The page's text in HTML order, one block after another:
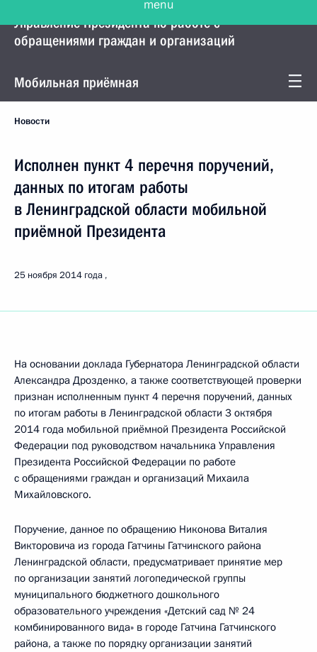
Управление Президента по работе с
обращениями граждан и организаций
Мобильная приёмная
Новости
Исполнен пункт 4 перечня поручений,
данных по итогам работы
в Ленинградской области мобильной
приёмной Президента
25 ноября 2014 года
На основании доклада Губернатора Ленинградской области
Александра Дрозденко, а также соответствующей проверки
признан исполненным пункт 4 перечня поручений, данных
по итогам работы в Ленинградской области 3 октября
2014 года мобильной приёмной Президента Российской
Федерации под руководством начальника Управления
Президента Российской Федерации по работе
с обращениями граждан и организаций Михаила
Михайловского.
Поручение, данное по обращению Никонова Виталия
Викторовича из города Гатчины Гатчинского района
Ленинградской области, предусматривает принятие мер
по организации занятий логопедической группы
муниципального бюджетного дошкольного
образовательного учреждения «Детский сад № 24
комбинированного вида» в городе Гатчина Гатчинского
района, а также по порядку организации занятий